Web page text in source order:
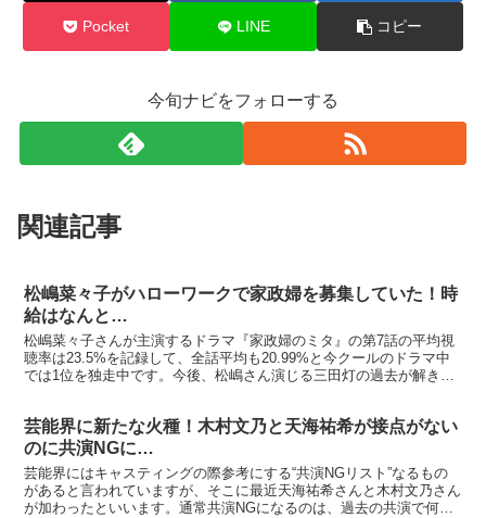
Pocket LINE コピー
今旬ナビをフォローする
関連記事
松嶋菜々子がハローワークで家政婦を募集していた！時
給はなんと…
松嶋菜々子さんが主演するドラマ『家政婦のミタ』の第7話の平均視
聴率は23.5%を記録して、全話平均も20.99%と今クールのドラマ中
では1位を独走中です。今後、松嶋さん演じる三田灯の過去が解き明
芸能界に新たな火種！木村文乃と天海祐希が接点がない
のに共演NGに…
芸能界にはキャスティングの際参考にする“共演NGリスト”なるもの
があると言われていますが、そこに最近天海祐希さんと木村文乃さん
が加わったといいます。通常共演NGになるのは、過去の共演で何ら